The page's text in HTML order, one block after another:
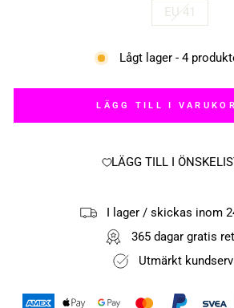
EU 41
Lågt lager - 4
LÄGG TILL I
LÄGG TILL I
I lager / skickas inom
365 dagar gratis
Utmärkt